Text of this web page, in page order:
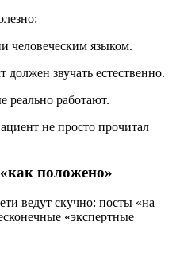
человеческим языком.
звучать естественно.
реально работают.
не просто прочитал
положено»
ведут скучно: посты «на
«экспертные